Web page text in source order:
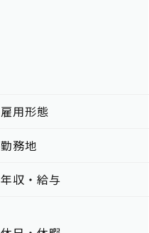
雇用形態
勤務地
年収・給与